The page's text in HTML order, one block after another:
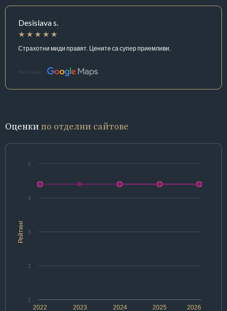
Desislava s.
Страхотни миди правят. Цените са супер приемливи.
Източник:
Оценки по отделни сайтове
Рейтинг
2022 2024 2026
2023 2025
1
2
3
4
5